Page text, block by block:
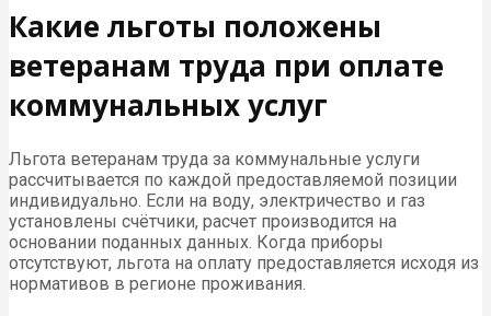
Какие льготы положены
ветеранам труда при оплате
коммунальных услуг
Льгота ветеранам труда за коммунальные услуги
рассчитывается по каждой предоставляемой позиции
индивидуально. Если на воду, электричество и газ
установлены счётчики, расчет производится на
основании поданных данных. Когда приборы
отсутствуют, льгота на оплату предоставляется исходя из
нормативов в регионе проживания.